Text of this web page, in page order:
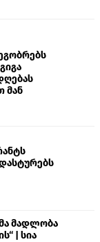
მან
მადლობა
| სია